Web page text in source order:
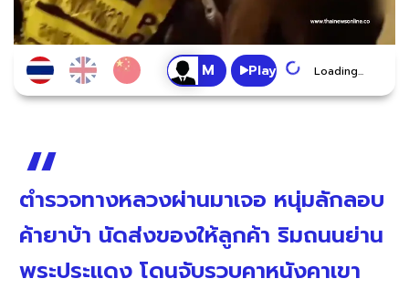
Play Loading...
ตำรวจทางหลวงผ่านมาเจอ หนุ่มลักลอบ
ค้ายาบ้า นัดส่งของให้ลูกค้า ริมถนนย่าน
พระประแดง โดนจับรวบคาหนังคาเขา